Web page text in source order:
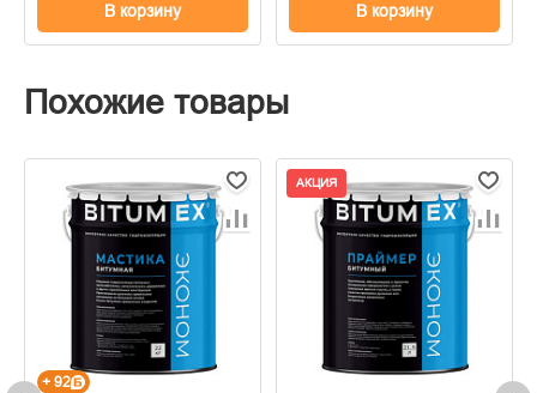
В корзину В корзину
Похожие товары
+ 92
АКЦИЯ